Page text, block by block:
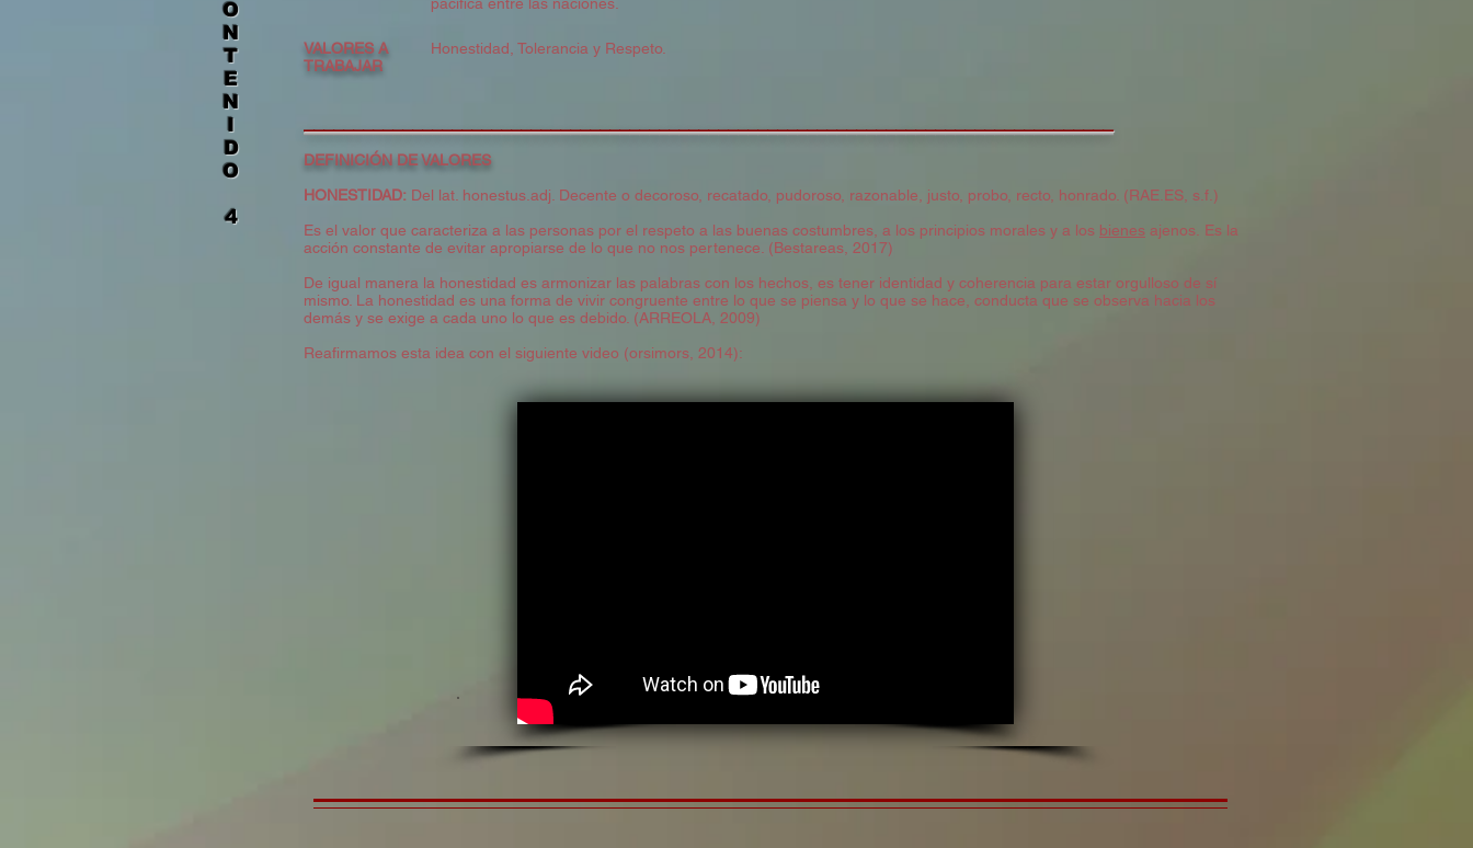
O
N
T
E
N
I
D
O
4
VALORES A
TRABAJAR
Honestidad, Tolerancia y Respeto.
DEFINICIÓN DE VALORES
HONESTIDAD: Del lat. honestus.adj. Decente o decoroso, recatado, pudoroso, razonable, justo, probo, recto, honrado. (RAE.ES, s.f.)
Es el valor que caracteriza a las personas por el respeto a las buenas costumbres, a los principios morales y a los bienes ajenos. Es la
acción constante de evitar apropiarse de lo que no nos pertenece. (Bestareas, 2017)
De igual manera la honestidad es armonizar las palabras con los hechos, es tener identidad y coherencia para estar orgulloso de sí
mismo. La honestidad es una forma de vivir congruente entre lo que se piensa y lo que se hace, conducta que se observa hacia los
demás y se exige a cada uno lo que es debido. (ARREOLA, 2009)
Reafirmamos esta idea con el siguiente video (orsimors, 2014):